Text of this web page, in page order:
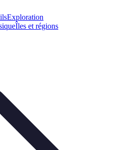
Exploration
Îles et régions